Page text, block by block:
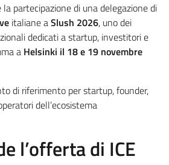
la partecipazione di una delegazione di
italiane aSlush 2026, uno dei
dedicati a startup, investitori e
a Helsinki il 18 e 19 novembre
di riferimento per startup, founder,
dell’ecosistema
l’offerta di ICE